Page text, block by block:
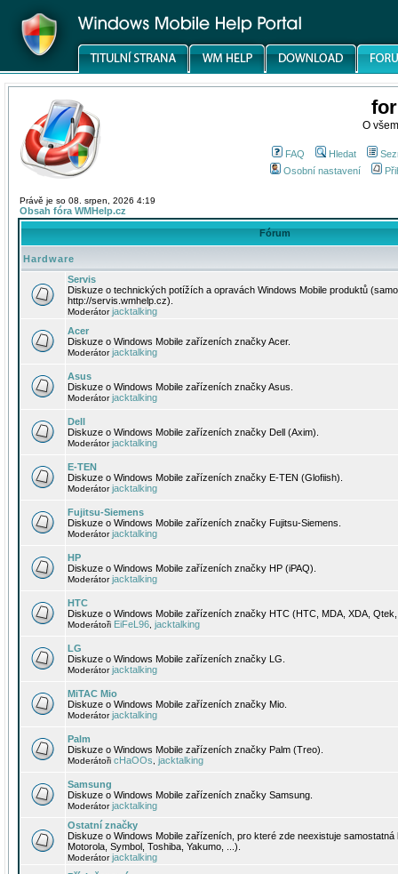
O
FAQ Hledat
Osobní nastavení
Právě je so 08. srpen, 2026 4:19
Obsah fóra WMHelp.cz
Fórum
Hardware
Servis
Diskuze o technických potížích a opravách Windows Mobile produktů
http://servis.wmhelp.cz).
Moderátorjacktalking
Acer
Diskuze o Windows Mobile zařízeních značky Acer.
Moderátorjacktalking
Asus
Diskuze o Windows Mobile zařízeních značky Asus.
Moderátorjacktalking
Dell
Diskuze o Windows Mobile zařízeních značky Dell (Axim).
Moderátorjacktalking
E-TEN
Diskuze o Windows Mobile zařízeních značky E-TEN (Glofiish).
Moderátorjacktalking
Fujitsu-Siemens
Diskuze o Windows Mobile zařízeních značky Fujitsu-Siemens.
Moderátorjacktalking
HP
Diskuze o Windows Mobile zařízeních značky HP (iPAQ).
Moderátorjacktalking
HTC
Diskuze o Windows Mobile zařízeních značky HTC (HTC, MDA, XDA,
Moderátoři EiFeL96 jacktalking
LG
Diskuze o Windows Mobile zařízeních značky LG.
Moderátorjacktalking
MiTAC Mio
Diskuze o Windows Mobile zařízeních značky Mio.
Moderátorjacktalking
Palm
Diskuze o Windows Mobile zařízeních značky Palm (Treo).
Moderátoři cHaOOs jacktalking
Samsung
Diskuze o Windows Mobile zařízeních značky Samsung.
Moderátorjacktalking
Ostatní značky
Diskuze o Windows Mobile zařízeních, pro které zde neexistuje
Motorola, Symbol, Toshiba, Yakumo, ...).
Moderátorjacktalking